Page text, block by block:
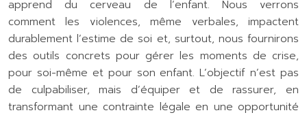
apprend du cerveau de l’enfant. Nous verrons
comment les violences, même verbales, impactent
durablement l’estime de soi et, surtout, nous fournirons
des outils concrets pour gérer les moments de crise,
pour soi-même et pour son enfant. L’objectif n’est pas
de culpabiliser, mais d’équiper et de rassurer, en
transformant une contrainte légale en une opportunité